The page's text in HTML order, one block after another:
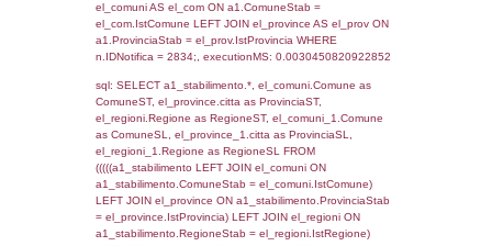
SEZIONE L (pubblico) - INFORMAZIONI
INCIDENTALI CON IMPATTO
STABILIMENTO
Indietro
Debug